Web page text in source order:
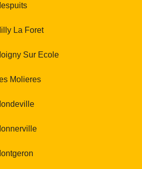
La Foret
Sur Ecole
Molieres